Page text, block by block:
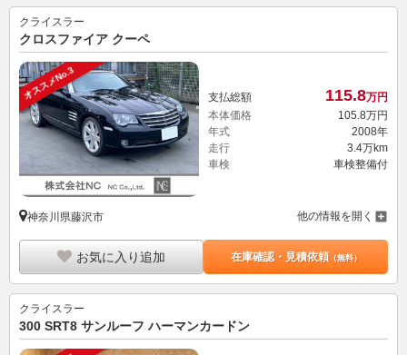
クライスラー
クロスファイア クーペ
オススメNo.3 支払総額 115.8万円
本体価格
105.8万円
年式
2008年
走行
3.4万km
車検
車検整備付
神奈川県藤沢市 他の情報を開く
お気に入り追加 在庫確認・見積依頼（無料）
クライスラー
300 SRT8 サンルーフ ハーマンカードン